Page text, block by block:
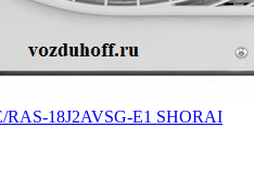
RAS-18J2AVSG-E1 SHORAI